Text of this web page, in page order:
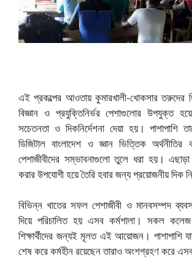
এই প্রকল্পের আওতায় কুমারখালী-খোকসার তরুদের
বিজ্ঞান ও প্রযুক্তিনির্ভর পেশাগুলোর উপযুক্ত
সচেতনতা ও দিকনির্দেশনা দেয়া হয়। পাশাপাশি
ডিজিটাল বাংলাদেশ ও জ্ঞান ভিত্তিক অর্থনীতির
পেশাজীবীদের সম্ভাবনাগুলো তুলে ধরা হয়।
করার উপযোগী হয়ে তৈরি হবার জন্য প্রয়োজনীয় দিক
বিভিন্ন খাতের সফল পেশাজীবী ও মানবসম্পদ
দিয়ে পরিচালিত হয় এসব কর্মশালা। সকল কলেজ
শিক্ষার্থীদের জন্যই মূলত এই আয়োজন। পাশাপাশি
শেষ করে কর্মহীন রয়েছেন তারাও অংশগ্রহণ করে